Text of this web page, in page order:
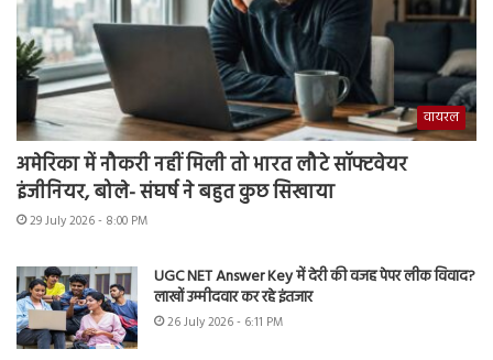
वायरल
अमेरिका में नौकरी नहीं मिली तो भारत लौटे सॉफ्टवेयर
इंजीनियर, बोले- संघर्ष ने बहुत कुछ सिखाया
29 July 2026 - 8:00 PM
UGC NET Answer Key में देरी की वजह पेपर लीक विवाद?
लाखों उम्मीदवार कर रहे इंतजार
26 July 2026 - 6:11 PM